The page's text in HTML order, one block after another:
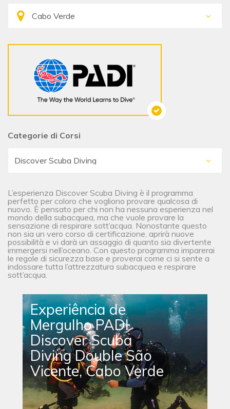
Categorie di Corsi
L’esperienza Discover Scuba Diving è il programma
perfetto per coloro che vogliono provare qualcosa di
nuovo. È pensato per chi non ha nessuna esperienza nel
mondo della subacquea, ma che vuole provare la
sensazione di respirare sott’acqua. Nonostante questo
non sia un vero corso di certificazione, aprirà nuove
possibilità e vi darà un assaggio di quanto sia divertente
immergersi nell’oceano. Con questo programma imparerai
le regole di sicurezza base e proverai come ci si sente a
indossare tutta l’attrezzatura subacquea e respirare
sott’acqua.
Experiência de
Mergulho PADI
Discover Scuba
Diving Double São
Vicente, Cabo Verde